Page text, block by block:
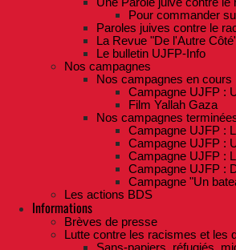
Pour commander
Paroles juives contre le
La Revue "De l'Autre
Le bulletin UJFP-Info
Nos campagnes
Nos campagnes en cours
Campagne UJFP :
Film Yallah Gaza
Nos campagnes
Campagne UJFP :
Campagne UJFP :
Campagne UJFP :
Campagne UJFP :
Campagne "Un
Les actions BDS
Informations
Brèves de presse
Lutte contre les racismes et les